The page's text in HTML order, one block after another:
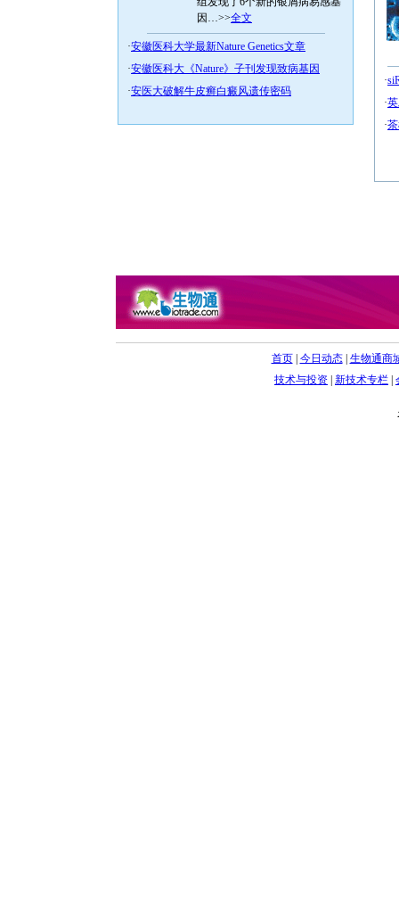
因…>>全文
·安徽医科大学最新Nature Genetics文章
·安徽医科大《Nature》子刊发现致病基因
·安医大破解牛皮癣白癜风遗传密码
·
·
·
首页| 今日动态| 生物通商
技术与投资 新技术专栏